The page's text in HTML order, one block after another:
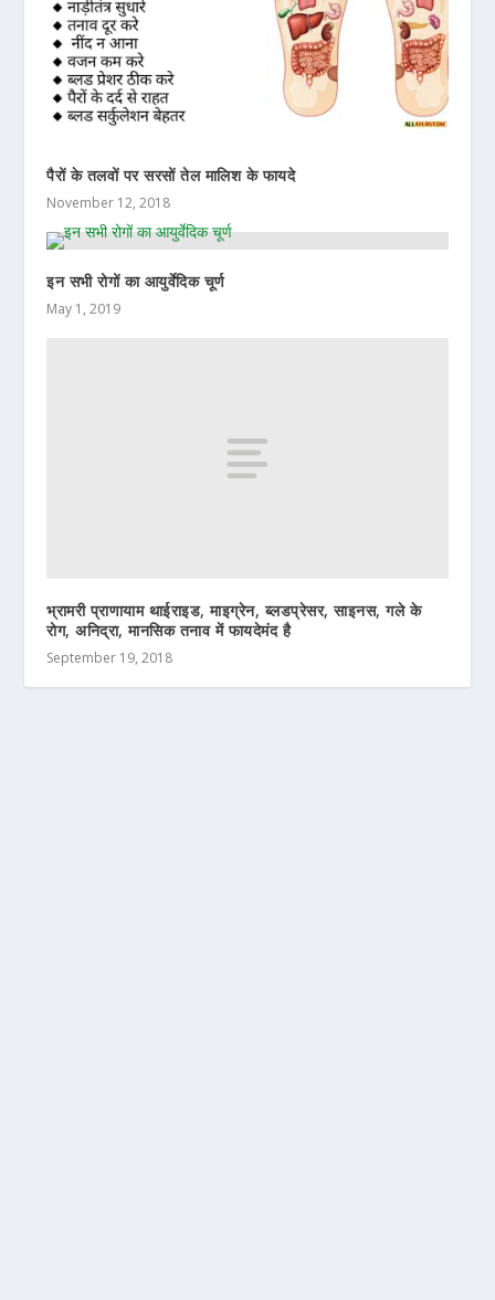
पैरों के तलवों पर सरसों तेल मालिश के फायदे
November 12, 2018
इन सभी रोगों का आयुर्वेदिक चूर्ण
May 1, 2019
भ्रामरी प्राणायाम थाईराइड, माइग्रेन, ब्लडप्रेसर, साइनस, गले के
रोग, अनिद्रा, मानसिक तनाव में फायदेमंद है
September 19, 2018